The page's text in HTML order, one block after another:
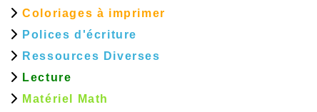
Coloriages à imprimer
Polices d'écriture
Ressources Diverses
Lecture
Matériel Math